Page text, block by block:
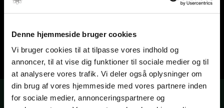
Denne hjemmeside bruger cookies
Vi bruger cookies til at tilpasse vores indhold og
annoncer, til at vise dig funktioner til sociale medier og til
at analysere vores trafik. Vi deler også oplysninger om
din brug af vores hjemmeside med vores partnere inden
for sociale medier, annonceringspartnere og